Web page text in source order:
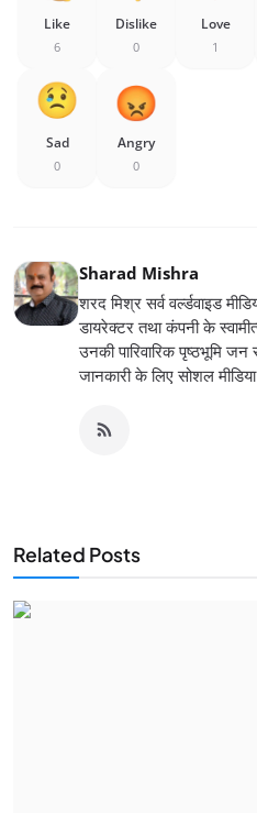
Like
6
Dislike
0
Love
1
Sad
0
Angry
0
Sharad Mishra
शरद मिश्र सर्व वर्ल्डवाइड
डायरेक्टर तथा कंपनी के
उनकी पारिवारिक पृष्ठभूमि जन
जानकारी के लिए सोशल
Related Posts